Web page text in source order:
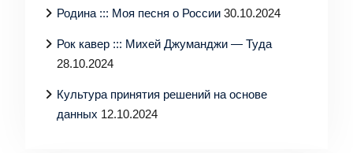
Родина ::: Моя песня о России 30.10.2024
Рок кавер ::: Михей Джуманджи — Туда
28.10.2024
Культура принятия решений на основе
данных 12.10.2024